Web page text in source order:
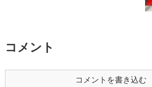
コメント
コメントを書き込む